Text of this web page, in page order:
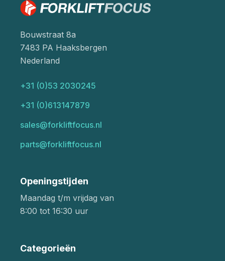
Bouwstraat 8a
7483 PA Haaksbergen
Nederland
+31 (0)53 2030245
+31 (0)613147879
sales@forkliftfocus.nl
parts@forkliftfocus.nl
Openingstijden
Maandag t/m vrijdag van
8:00 tot 16:30 uur
Categorieën